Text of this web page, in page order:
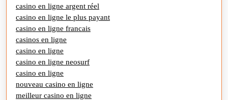
casino en ligne argent réel
casino en ligne le plus payant
casino en ligne francais
casinos en ligne
casino en ligne
casino en ligne neosurf
casino en ligne
nouveau casino en ligne
meilleur casino en ligne